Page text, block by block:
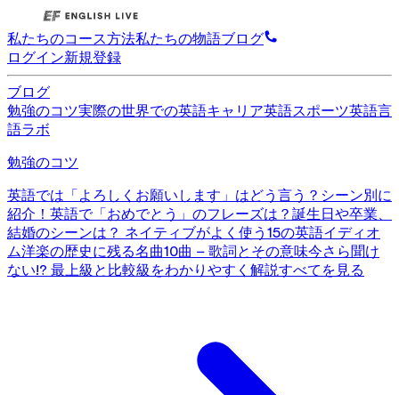
私たちのコース方法私たちの物語ブログ
ログイン新規登録
ブログ
勉強のコツ実際の世界での英語キャリア英語スポーツ英語言
語ラボ
勉強のコツ
英語では「よろしくお願いします」はどう言う？シーン別に
紹介！ 英語で「おめでとう」のフレーズは？誕生日や卒業、
結婚のシーンは？ ネイティブがよく使う15の英語イディオ
ム洋楽の歴史に残る名曲10曲 – 歌詞とその意味今さら聞け
ない!? 最上級と比較級をわかりやすく解説すべてを見る